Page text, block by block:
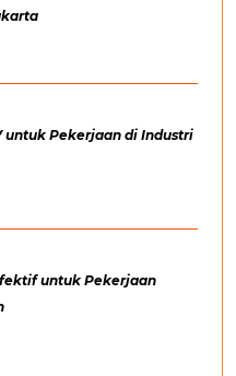
untuk Pekerjaan di Industri
untuk Pekerjaan